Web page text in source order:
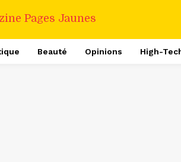
Beauté Opinions High-